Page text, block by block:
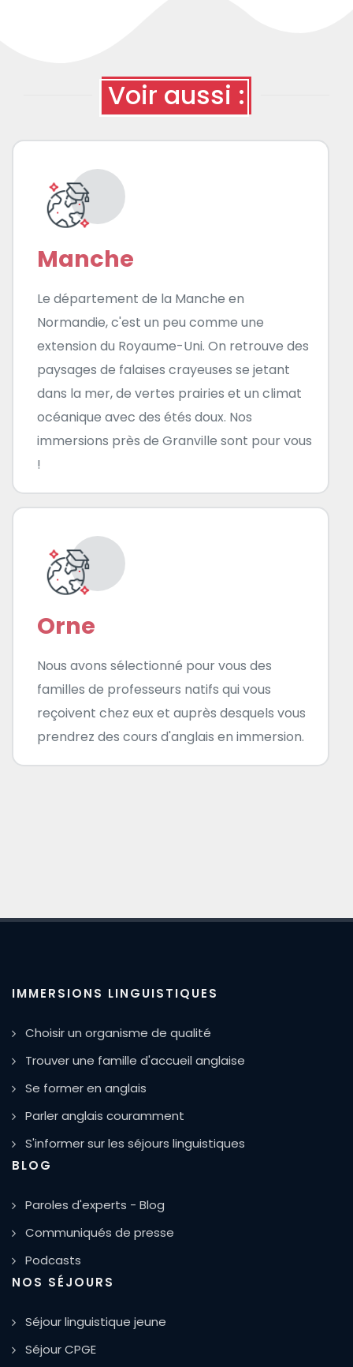
Voir aussi :
Manche
Le département de la Manche en
Normandie, c'est un peu comme une
extension du Royaume-Uni. On retrouve des
paysages de falaises crayeuses se jetant
dans la mer, de vertes prairies et un climat
océanique avec des étés doux. Nos
immersions près de Granville sont pour vous
!
Orne
Nous avons sélectionné pour vous des
familles de professeurs natifs qui vous
reçoivent chez eux et auprès desquels vous
prendrez des cours d'anglais en immersion.
IMMERSIONS LINGUISTIQUES
Choisir un organisme de qualité
Trouver une famille d'accueil anglaise
Se former en anglais
Parler anglais couramment
S'informer sur les séjours linguistiques
BLOG
Paroles d'experts - Blog
Communiqués de presse
Podcasts
NOS SÉJOURS
Séjour linguistique jeune
Séjour CPGE